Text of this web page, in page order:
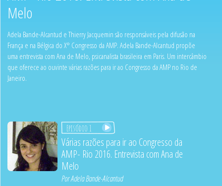
Melo
Adela Bande-Alcantud e Thierry Jacquemin são responsáveis pela difusão na
França e na Bélgica do X° Congresso da AMP. Adela Bande-Alcantud propõe
uma entrevista com Ana de Melo, psicanalista brasileira em Paris. Um intercâmbio
que oferece ao ouvinte várias razões para ir ao Congresso da AMP no Rio de
Janeiro.
Episódio 1
Várias razões para ir ao Congresso da
AMP- Rio 2016. Entrevista com Ana de
Melo
PorAdela Bande-Alcantud